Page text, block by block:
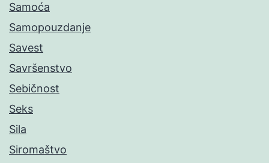
Samoća
Samopouzdanje
Savest
Savršenstvo
Sebičnost
Seks
Sila
Siromaštvo